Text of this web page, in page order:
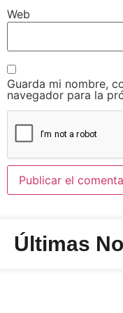
Web
Guarda mi nombre,
navegador para la
Últimas